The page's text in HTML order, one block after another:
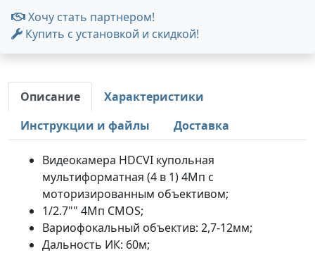
Хочу стать партнером!
Купить с установкой и скидкой!
Описание
Характеристики
Инструкции и файлы
Доставка
Видеокамера HDCVI купольная
мультиформатная (4 в 1) 4Мп с
моторизированным объективом;
1/2.7"" 4Mп CMOS;
Вариофокальный объектив: 2,7-12мм;
Дальность ИК: 60м;